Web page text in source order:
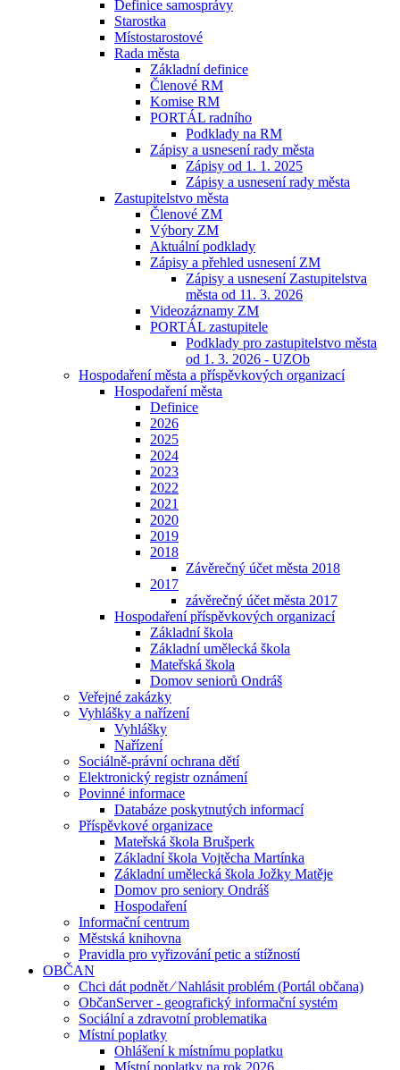
Definice samosprávy
Starostka
Místostarostové
Rada města
Základní definice
Členové RM
Komise RM
PORTÁL radního
Podklady na RM
Zápisy a usnesení rady města
Zápisy od 1. 1. 2025
Zápisy a usnesení rady města
Zastupitelstvo města
Členové ZM
Výbory ZM
Aktuální podklady
Zápisy a přehled usnesení ZM
Zápisy a usnesení Zastupitelstva
města od 11. 3. 2026
Videozáznamy ZM
PORTÁL zastupitele
Podklady pro zastupitelstvo města
od 1. 3. 2026 - UZOb
Hospodaření města a příspěvkových organizací
Hospodaření města
Definice
2026
2025
2024
2023
2022
2021
2020
2019
2018
Závěrečný účet města 2018
2017
závěrečný účet města 2017
Hospodaření příspěvkových organizací
Základní škola
Základní umělecká škola
Mateřská škola
Domov seniorů Ondráš
Veřejné zakázky
Vyhlášky a nařízení
Vyhlášky
Nařízení
Sociálně-právní ochrana dětí
Elektronický registr oznámení
Povinné informace
Databáze poskytnutých informací
Příspěvkové organizace
Mateřská škola Brušperk
Základní škola Vojtěcha Martínka
Základní umělecká škola Jožky Matěje
Domov pro seniory Ondráš
Hospodaření
Informační centrum
Městská knihovna
Pravidla pro vyřizování petic a stížností
OBČAN
Chci dát podnět ⁄ Nahlásit problém (Portál občana)
ObčanServer - geografický informační systém
Sociální a zdravotní problematika
Místní poplatky
Ohlášení k místnímu poplatku
Místní poplatky na rok 2026